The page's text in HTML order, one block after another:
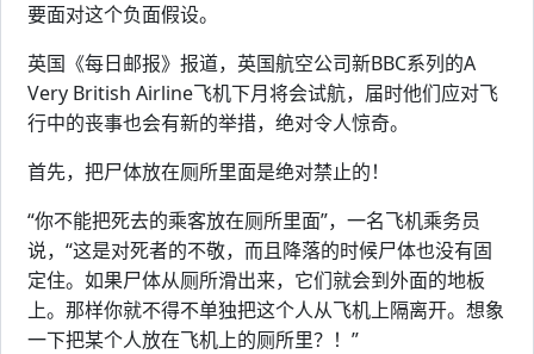
要面对这个负面假设。
英国《每日邮报》报道，英国航空公司新BBC系列的A
Very British Airline飞机下月将会试航，届时他们应对飞
行中的丧事也会有新的举措，绝对令人惊奇。
首先，把尸体放在厕所里面是绝对禁止的！
“你不能把死去的乘客放在厕所里面”，一名飞机乘务员
说，“这是对死者的不敬，而且降落的时候尸体也没有固
定住。如果尸体从厕所滑出来，它们就会到外面的地板
上。那样你就不得不单独把这个人从飞机上隔离开。想象
一下把某个人放在飞机上的厕所里？！”